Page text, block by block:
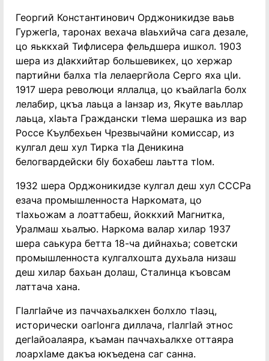
Георгий Константинович Орджоникидзе ваьв
Гуржегӏа, таронах вехача вӏаьхийча сага дезале,
цо яьккхай Тифлисера фельдшера ишкол. 1903
шера из дӏакхийтар большевикех, цо хержар
партийни балха тӏа лелаергйола Серго яха цӏи.
1917 шера революци яллалца, цо къайлагӏа болх
лелабир, цкъа лаьца а ӏанзар из, Якуте ваьллар
лаьца, хӏаьта Граждански тӏема шерашка из вар
Россе Къулбехьен Чрезвычайни комиссар, из
кулгал деш хул Тирка тӏа Деникина
белогвардейски бӏу бохабеш лаьтта тӏом.
1932 шера Орджоникидзе кулгал деш хул СССРа
езача промышленноста Наркомата, цо
тӏахьожам а лоаттабеш, йоккхий Магнитка,
Уралмаш хьалъю. Наркома валар хилар 1937
шера саькура бетта 18-ча дийнахьа; советски
промышленноста кулгалхошта духьала низаш
деш хилар бахьан долаш, Сталинца къовсам
латтача хана.
Гӏалгӏайче из паччахьалкхен болхло тӏаэц,
исторически оагӏонга диллача, гӏалгӏай этнос
дегӏайоалаяра, къаман паччахьалкхе оттаяра
лоархӏаме дакъа юкъедена саг санна.